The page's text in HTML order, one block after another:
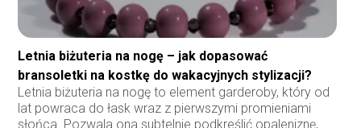
Letnia biżuteria na nogę – jak dopasować
bransoletki na kostkę do wakacyjnych stylizacji?
Letnia biżuteria na nogę to element garderoby, który od
lat powraca do łask wraz z pierwszymi promieniami
słońca. Pozwala ona subtelnie podkreślić opaleniznę,